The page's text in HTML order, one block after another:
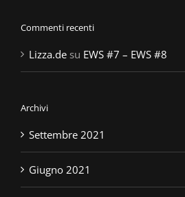
Commenti recenti
Lizza.de su EWS #7 – EWS #8
Archivi
Settembre 2021
Giugno 2021